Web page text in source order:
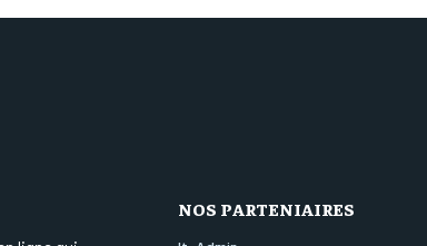
NOS PARTENIAIRES